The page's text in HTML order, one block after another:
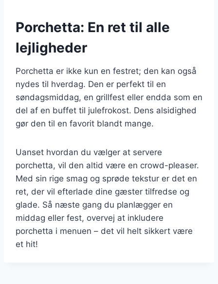
Porchetta: En ret til alle
lejligheder
Porchetta er ikke kun en festret; den kan også
nydes til hverdag. Den er perfekt til en
søndagsmiddag, en grillfest eller endda som en
del af en buffet til julefrokost. Dens alsidighed
gør den til en favorit blandt mange.
Uanset hvordan du vælger at servere
porchetta, vil den altid være en crowd-pleaser.
Med sin rige smag og sprøde tekstur er det en
ret, der vil efterlade dine gæster tilfredse og
glade. Så næste gang du planlægger en
middag eller fest, overvej at inkludere
porchetta i menuen – det vil helt sikkert være
et hit!